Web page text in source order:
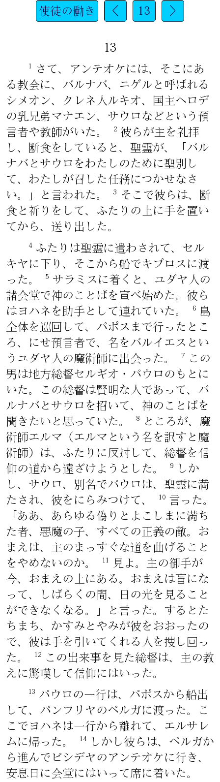
使徒の働き < 13 >
13
1
さて、アンテオケには、そこにあ
る教会に、バルナバ、ニゲルと呼ばれる
シメオン、クレネ人ルキオ、国主ヘロデ
の乳兄弟マナエン、サウロなどという預
言者や教師がいた。
2 彼らが主を礼拝
し、断食をしていると、聖霊が、「バル
ナバとサウロをわたしのために聖別し
て、わたしが召した任務につかせなさ
い。」と言われた。
3
そこで彼らは、断
食と祈りをして、ふたりの上に手を置い
てから、送り出した。
4 ふたりは聖霊に遣わされて、セル
キヤに下り、そこから船でキプロスに渡
った。
5
サラミスに着くと、ユダヤ人の
諸会堂で神のことばを宣べ始めた。彼ら
はヨハネを助手として連れていた。
6
島
全体を巡回して、パポスまで行ったとこ
ろ、にせ預言者で、名をバルイエスとい
うユダヤ人の魔術師に出会った。
7
この
男は地方総督セルギオ・パウロのもとに
いた。この総督は賢明な人であって、バ
ルナバとサウロを招いて、神のことばを
聞きたいと思っていた。
8
ところが、魔
術師エルマ（エルマという名を訳すと魔
術師）は、ふたりに反対して、総督を信
仰の道から遠ざけようとした。
9
しか
し、サウロ、別名でパウロは、聖霊に満
たされ、彼をにらみつけて、
10 言った。
「ああ、あらゆる偽りとよこしまに満ち
た者、悪魔の子、すべての正義の敵。お
まえは、主のまっすぐな道を曲げること
をやめないのか。
11
見よ。主の御手が
今、おまえの上にある。おまえは盲にな
って、しばらくの間、日の光を見ること
ができなくなる。」と言った。するとた
ちまち、かすみとやみが彼をおおったの
で、彼は手を引いてくれる人を捜し回っ
た。
12
この出来事を見た総督は、主の教
えに驚嘆して信仰にはいった。
13
パウロの一行は、パポスから船出
して、パンフリヤのペルガに渡った。こ
こでヨハネは一行から離れて、エルサレ
ムに帰った。
14
しかし彼らは、ペルガか
ら進んでピシデヤのアンテオケに行き、
安息日に会堂にはいって席に着いた。